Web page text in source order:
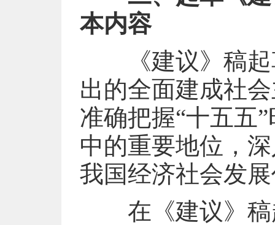
本内容
《建议》稿起
出的全面建成社
准确把握“十五五
中的重要地位，
我国经济社会发
在《建议》稿